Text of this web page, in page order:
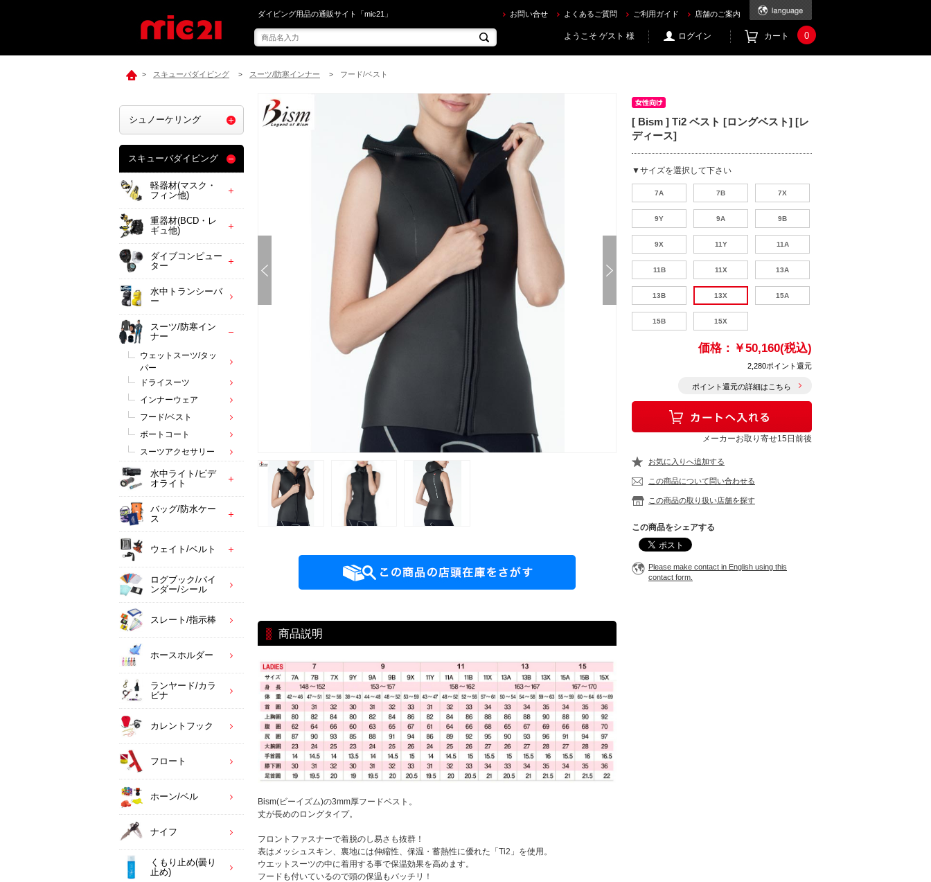
mic21で[ Bism ] Ti2 ベスト [ロングベスト] [レディース] を買うならec.mic21.com
ダイビング用品の通販サイト「mic21」 お問い合せ よくあるご質問 ご利用ガイド 店舗のご案内
ようこそ ゲスト 様 ログイン カート 0
> スキューバダイビング > スーツ/防寒インナー > フード/ベスト
商品説明
Bism(ビーイズム)の3mm厚フードベスト。
丈が長めのロングタイプ。
フロントファスナーで着脱のし易さも抜群！
表はメッシュスキン、裏地には伸縮性、保温・蓄熱性に優れた「Ti2」を使用。
ウエットスーツの中に着用する事で保温効果を高めます。
フードも付いているので頭の保温もバッチリ！
[ Bism ] Ti2 ベスト [ロングベスト] [レ
ディース]
▼サイズを選択して下さい
7A 7B 7X
9Y 9A 9B
9X 11Y 11A
11B 11X 13A
13B 13X 15A
15B 15X
価格： ￥50,160(税込)
2,280ポイント還元
ポイント還元の詳細はこちら
メーカーお取り寄せ15日前後
お気に入りへ追加する
この商品について問い合わせる
この商品の取り扱い店舗を探す
この商品をシェアする
Please make contact in English using this
contact form.
シュノーケリング
スキューバダイビング
軽器材(マスク・
フィン他)
重器材(BCD・レ
ギュ他)
ダイブコンピュー
ター
水中トランシーバ
ー
スーツ/防寒イン
ナー
ウェットスーツ/タッ
パー
ドライスーツ
インナーウェア
フード/ベスト
ボートコート
スーツアクセサリー
水中ライト/ビデ
オライト
バッグ/防水ケー
ス
ウェイト/ベルト
ログブック/バイ
ンダー/シール
スレート/指示棒
ホースホルダー
ランヤード/カラ
ビナ
カレントフック
フロート
ホーン/ベル
ナイフ
くもり止め(曇り
止め)